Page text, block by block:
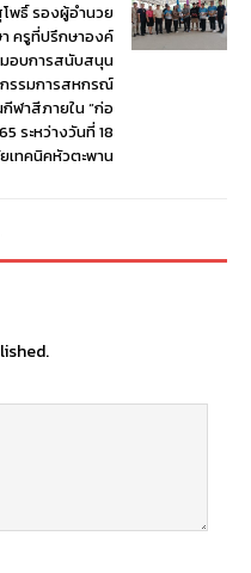
พธิ์ รองผู้อำนวย
ครูที่ปรึกษาองค์
มอบการสนับสนุน
รรมการสหกรณ์
ฬาสีภายใน “ก่อ
ระหว่างวันที่ 18
เทคนิคหัวตะพาน